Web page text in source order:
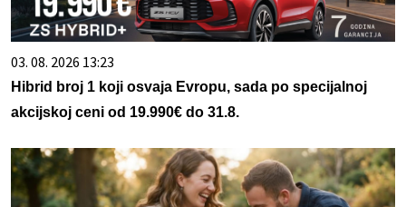
03. 08. 2026 13:23
Hibrid broj 1 koji osvaja Evropu, sada po specijalnoj
akcijskoj ceni od 19.990€ do 31.8.